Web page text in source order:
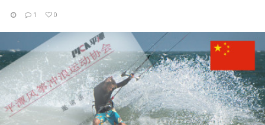
1 0
ПОСМОТРЕТЬ